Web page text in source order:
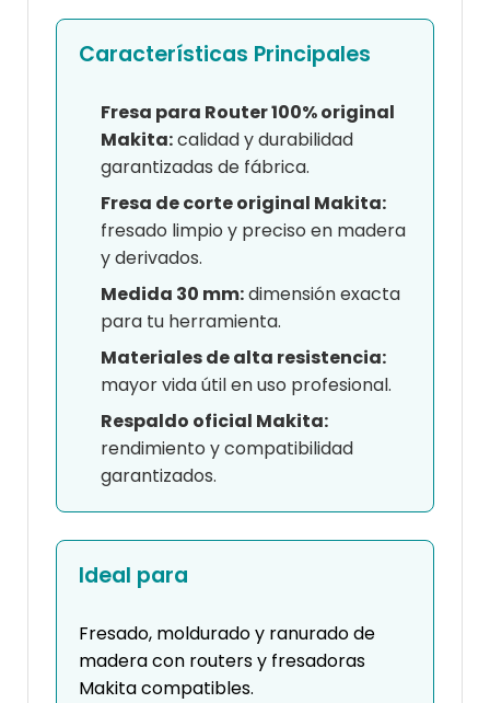
Características Principales
Fresa para Router 100% original
Makita:calidad y durabilidad
garantizadas de fábrica.
Fresa de corte original Makita:
fresado limpio y preciso en madera
y derivados.
Medida 30 mm:dimensión exacta
para tu herramienta.
Materiales de alta resistencia:
mayor vida útil en uso profesional.
Respaldo oficial Makita:
rendimiento y compatibilidad
garantizados.
Ideal para
Fresado, moldurado y ranurado de
madera con routers y fresadoras
Makita compatibles.